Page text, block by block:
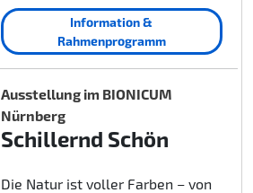
Information &
Rahmenprogramm
Ausstellung im BIONICUM
Nürnberg
Schillernd Schön
Die Natur ist voller Farben – von